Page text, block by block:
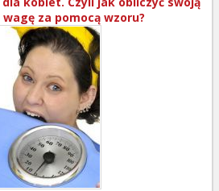
wagę za pomocą wzoru?